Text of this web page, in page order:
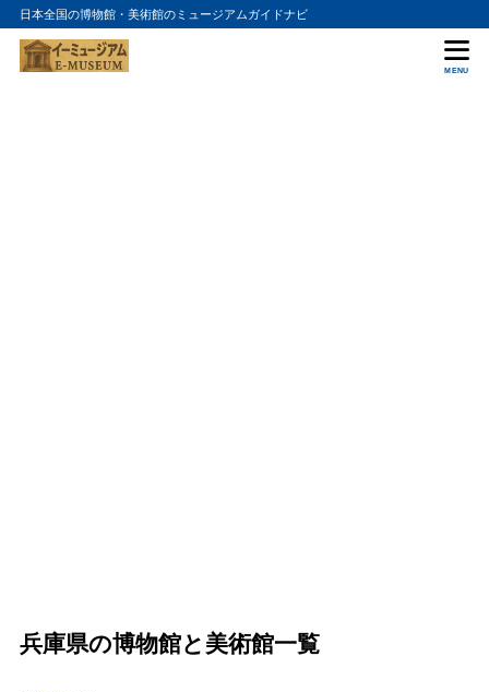
日本全国の博物館・美術館のミュージアムガイドナビ
MENU
兵庫県の博物館と美術館一覧